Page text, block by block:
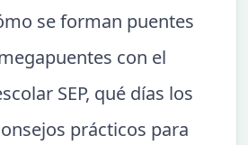
se forman puentes
con el
SEP, qué días los
prácticos para